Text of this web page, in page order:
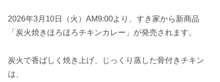
2026年3月10日（火）AM9:00より、すき家から新商品
「炭火焼きほろほろチキンカレー」が発売されます。
炭火で香ばしく焼き上げ、じっくり蒸した骨付きチキン
は、